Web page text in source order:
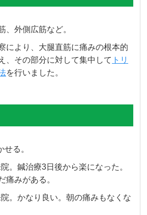
、外側広筋など。
により、大腿直筋に痛みの根本的
、その部分に対して集中して トリ
を行いました。
る。
。鍼治療3日後から楽になった。
痛みがある。
。かなり良い。朝の痛みもなくな